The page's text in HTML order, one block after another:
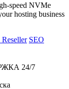
speed NVMe
hosting business
SEO
24/7